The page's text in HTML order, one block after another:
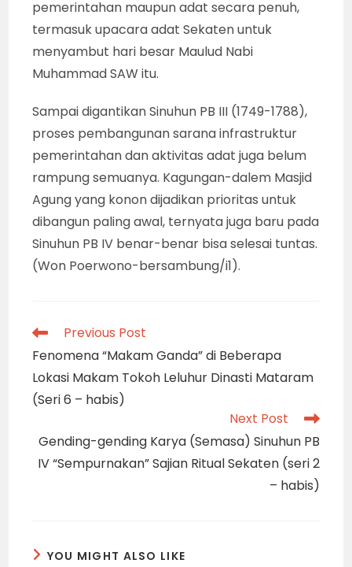
pemerintahan maupun adat secara penuh,
termasuk upacara adat Sekaten untuk
menyambut hari besar Maulud Nabi
Muhammad SAW itu.
Sampai digantikan Sinuhun PB III (1749-1788),
proses pembangunan sarana infrastruktur
pemerintahan dan aktivitas adat juga belum
rampung semuanya. Kagungan-dalem Masjid
Agung yang konon dijadikan prioritas untuk
dibangun paling awal, ternyata juga baru pada
Sinuhun PB IV benar-benar bisa selesai tuntas.
(Won Poerwono-bersambung/i1).
Read
articles
Previous Post
Fenomena “Makam Ganda” di Beberapa
Lokasi Makam Tokoh Leluhur Dinasti Mataram
(Seri 6 – habis)
Next Post
Gending-gending Karya (Semasa) Sinuhun PB
IV “Sempurnakan” Sajian Ritual Sekaten (seri 2
– habis)
YOU MIGHT ALSO LIKE